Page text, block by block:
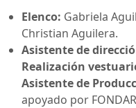
Elenco: Gabriela
Christian Aguilera.
Asistente de
Realización
Asistente de
apoyado por